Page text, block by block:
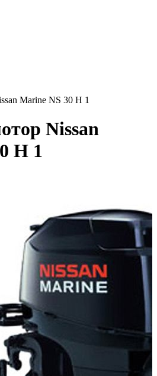
Marine NS 30 H 1
Nissan
H 1